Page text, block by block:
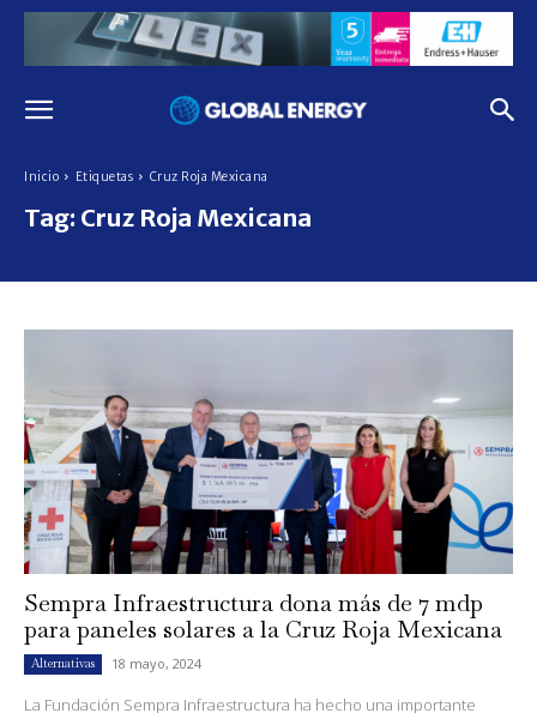
Inicio Etiquetas Cruz Roja Mexicana
Tag: Cruz Roja Mexicana
Sempra Infraestructura dona más de 7 mdp
para paneles solares a la Cruz Roja Mexicana
Alternativas 18 mayo, 2024
La Fundación Sempra Infraestructura ha hecho una importante